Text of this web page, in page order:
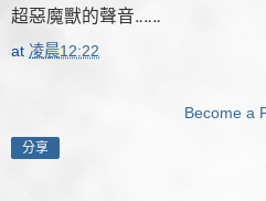
超惡魔獸的聲音‥‥‥
at 凌晨12:22
Become a
分享